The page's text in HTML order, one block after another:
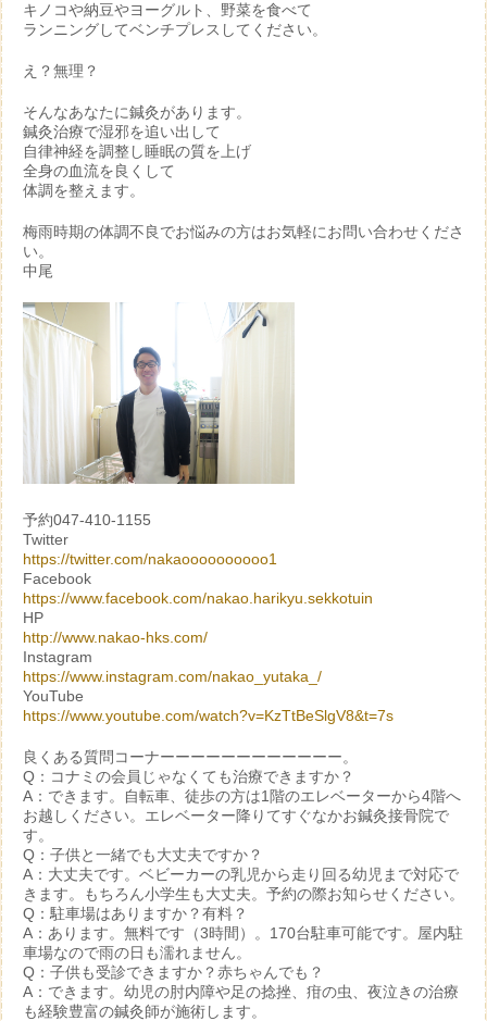
キノコや納豆やヨーグルト、野菜を食べて
ランニングしてベンチプレスしてください。
え？無理？
そんなあなたに鍼灸があります。
鍼灸治療で湿邪を追い出して
自律神経を調整し睡眠の質を上げ
全身の血流を良くして
体調を整えます。
梅雨時期の体調不良でお悩みの方はお気軽にお問い合わせくださ
い。
中尾
予約047-410-1155
Twitter
https://twitter.com/nakaoooooooooo1
Facebook
https://www.facebook.com/nakao.harikyu.sekkotuin
HP
http://www.nakao-hks.com/
Instagram
https://www.instagram.com/nakao_yutaka_/
YouTube
https://www.youtube.com/watch?v=KzTtBeSlgV8&t=7s
良くある質問コーナーーーーーーーーーーーー。
Q：コナミの会員じゃなくても治療できますか？
A：できます。自転車、徒歩の方は1階のエレベーターから4階へ
お越しください。エレベーター降りてすぐなかお鍼灸接骨院で
す。
Q：子供と一緒でも大丈夫ですか？
A：大丈夫です。ベビーカーの乳児から走り回る幼児まで対応で
きます。もちろん小学生も大丈夫。予約の際お知らせください。
Q：駐車場はありますか？有料？
A：あります。無料です（3時間）。170台駐車可能です。屋内駐
車場なので雨の日も濡れません。
Q：子供も受診できますか？赤ちゃんでも？
A：できます。幼児の肘内障や足の捻挫、疳の虫、夜泣きの治療
も経験豊富の鍼灸師が施術します。